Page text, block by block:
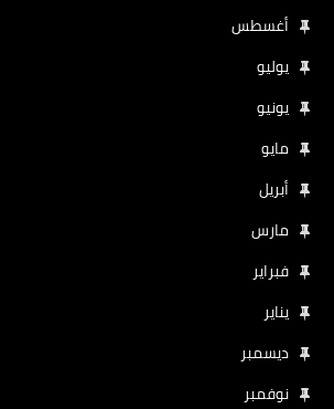
أغسطس
يوليو
يونيو
مايو
أبريل
مارس
فبراير
يناير
ديسمبر
نوفمبر